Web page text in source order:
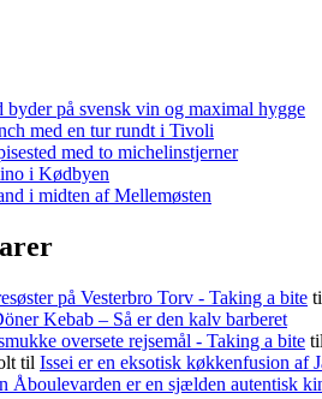
på svensk vin og maximal hygge
med en tur rundt i Tivoli
med to michelinstjerner
i Kødbyen
i midten af Mellemøsten
på Vesterbro Torv - Taking a bite
Kebab – Så er den kalv barberet
oversete rejsemål - Taking a bite til
til Issei er en eksotisk køkkenfusion af
Åboulevarden er en sjælden autentisk